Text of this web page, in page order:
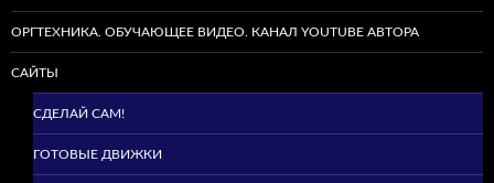
ОРГТЕХНИКА. ОБУЧАЮЩЕЕ ВИДЕО. КАНАЛ YOUTUBE АВТОРА
САЙТЫ
СДЕЛАЙ САМ!
ГОТОВЫЕ ДВИЖКИ